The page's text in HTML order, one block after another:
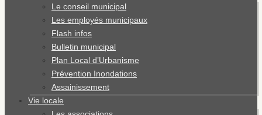
Le conseil municipal
Les employés municipaux
Flash infos
Bulletin municipal
Plan Local d’Urbanisme
Prévention Inondations
Assainissement
Vie locale